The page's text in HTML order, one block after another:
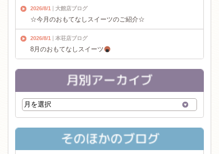
2026/8/1 大館店ブログ
☆今月のおもてなしスイーツのご紹介☆
2026/8/1 本荘店ブログ
8月のおもてなしスイーツ